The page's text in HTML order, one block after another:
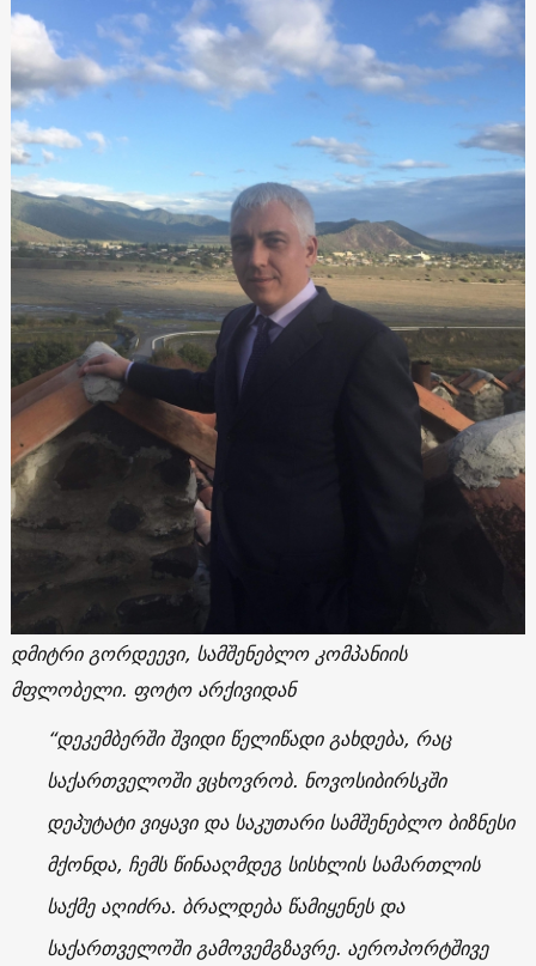
დმიტრი გორდეევი, სამშენებლო კომპანიის
მფლობელი. ფოტო არქივიდან
“დეკემბერში შვიდი წელიწადი გახდება, რაც
საქართველოში ვცხოვრობ. ნოვოსიბირსკში
დეპუტატი ვიყავი და საკუთარი სამშენებლო ბიზნესი
მქონდა, ჩემს წინააღმდეგ სისხლის სამართლის
საქმე აღიძრა. ბრალდება წამიყენეს და
საქართველოში გამოვემგზავრე. აეროპორტშივე